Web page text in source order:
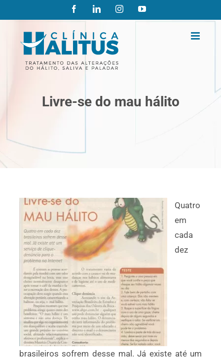
para
FacebookLinkedInInstagramYouTube
Livre-se do mau hálito
Quatro
em
cada
dez
brasileiros sofrem desse mal. Já existe até um